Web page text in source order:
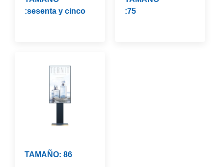
:sesenta y cinco
:75
TAMAÑO: 86